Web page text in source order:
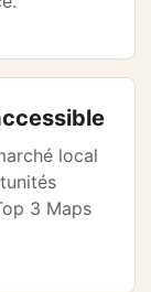
local
3 Maps